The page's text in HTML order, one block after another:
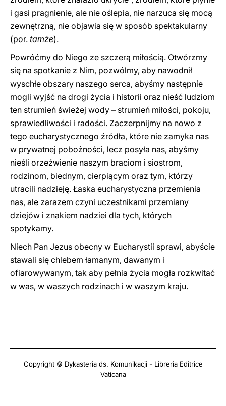
i gasi pragnienie, ale nie oślepia, nie narzuca się mocą
zewnętrzną, nie objawia się w sposób spektakularny
(por. tamże).
Powróćmy do Niego ze szczerą miłością. Otwórzmy
się na spotkanie z Nim, pozwólmy, aby nawodnił
wyschłe obszary naszego serca, abyśmy następnie
mogli wyjść na drogi życia i historii oraz nieść ludziom
ten strumień świeżej wody – strumień miłości, pokoju,
sprawiedliwości i radości. Zaczerpnijmy na nowo z
tego eucharystycznego źródła, które nie zamyka nas
w prywatnej pobożności, lecz posyła nas, abyśmy
nieśli orzeźwienie naszym braciom i siostrom,
rodzinom, biednym, cierpiącym oraz tym, którzy
utracili nadzieję. Łaska eucharystyczna przemienia
nas, ale zarazem czyni uczestnikami przemiany
dziejów i znakiem nadziei dla tych, których
spotykamy.
Niech Pan Jezus obecny w Eucharystii sprawi, abyście
stawali się chlebem łamanym, dawanym i
ofiarowywanym, tak aby pełnia życia mogła rozkwitać
w was, w waszych rodzinach i w waszym kraju.
Copyright © Dykasteria ds. Komunikacji - Libreria Editrice
Vaticana